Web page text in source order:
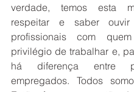
verdade, temos esta
respeitar e saber
profissionais com
privilégio de trabalhar e,
há diferença entre
empregados. Todos